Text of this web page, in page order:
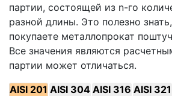
партии, состоящей из n-го
разной длины. Это полезно
покупаете металлопрокат
Все значения являются
партии может отличаться.
AISI 201 AISI 304 AISI 316 AISI 321